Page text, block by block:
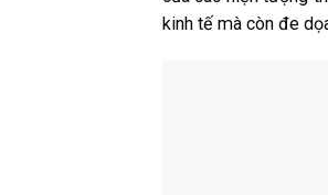
kinh tế mà còn đe